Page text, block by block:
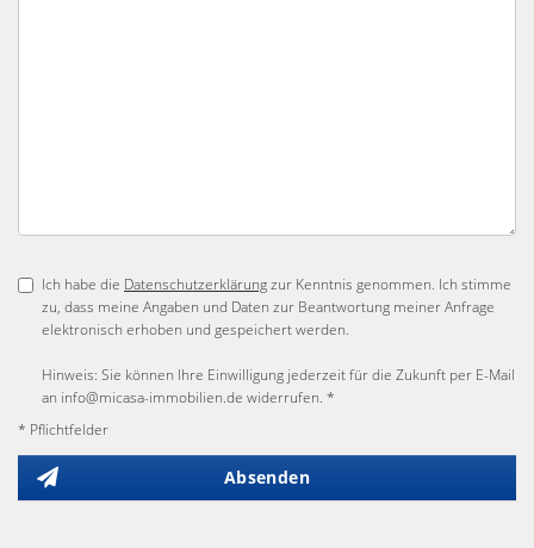
Ich habe die Datenschutzerklärungzur Kenntnis genommen. Ich stimme
zu, dass meine Angaben und Daten zur Beantwortung meiner Anfrage
elektronisch erhoben und gespeichert werden.
Hinweis: Sie können Ihre Einwilligung jederzeit für die Zukunft per E-Mail
an info@micasa-immobilien.de widerrufen. *
* Pflichtfelder
Absenden